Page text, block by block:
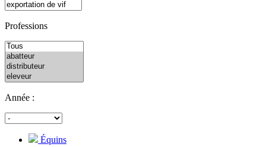
Professions
Année :
Équins